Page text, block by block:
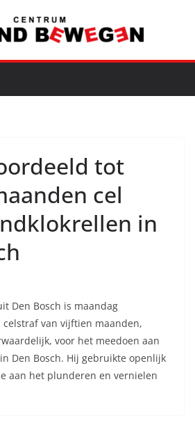
tot
cel
in
Den Bosch is maandag
van vijftien maanden,
voor het meedoen aan
Den Bosch. Hij gebruikte openlijk
aan het plunderen en vernielen